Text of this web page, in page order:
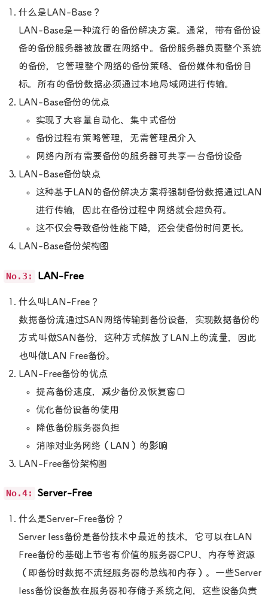
什么是LAN-Base？
LAN-Base是一种流行的备份解决方案。通常，带有备份设
备的备份服务器被放置在网络中。备份服务器负责整个系统
的备份，它管理整个网络的备份策略、备份媒体和备份目
标。所有的备份数据必须通过本地局域网进行传输。
LAN-Base备份的优点
实现了大容量自动化、集中式备份
备份过程有策略管理，无需管理员介入
网络内所有需要备份的服务器可共享一台备份设备
LAN-Base备份缺点
这种基于LAN的备份解决方案将强制备份数据通过LAN
进行传输，因此在备份过程中网络就会超负荷。
这不仅会导致备份性能下降，还会使备份时间更长。
LAN-Base备份架构图
No.3: LAN-Free
什么叫LAN-Free？
数据备份流通过SAN网络传输到备份设备，实现数据备份的
方式叫做SAN备份，这种方式解放了LAN上的流量，因此
也叫做LAN Free备份。
LAN-Free备份的优点
提高备份速度，减少备份及恢复窗口
优化备份设备的使用
降低备份服务器负担
消除对业务网络（LAN）的影响
LAN-Free备份架构图
No.4: Server-Free
什么是Server-Free备份？
Server less备份是备份技术中最近的技术，它可以在LAN
Free备份的基础上节省有价值的服务器CPU、内存等资源
（即备份时数据不流经服务器的总线和内存）。一些Server
less备份设备放在服务器和存储子系统之间，这些设备负责